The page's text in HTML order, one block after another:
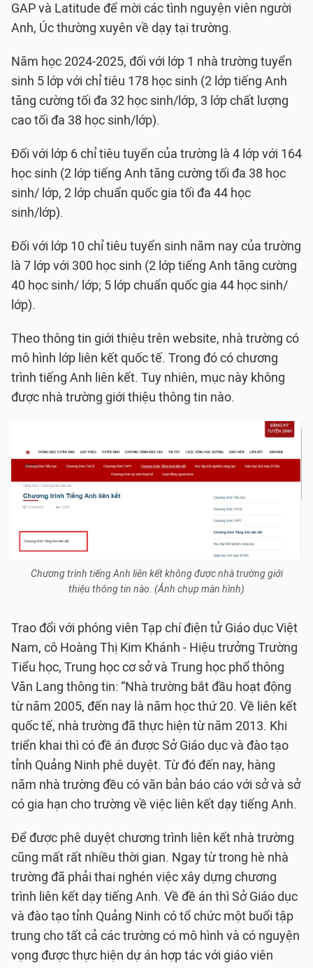
GAP và Latitude để mời các tình nguyện viên người
Anh, Úc thường xuyên về dạy tại trường.
Năm học 2024-2025, đối với lớp 1 nhà trường tuyển
sinh 5 lớp với chỉ tiêu 178 học sinh (2 lớp tiếng Anh
tăng cường tối đa 32 học sinh/lớp, 3 lớp chất lượng
cao tối đa 38 học sinh/lớp).
Đối với lớp 6 chỉ tiêu tuyển của trường là 4 lớp với 164
học sinh (2 lớp tiếng Anh tăng cường tối đa 38 học
sinh/ lớp, 2 lớp chuẩn quốc gia tối đa 44 học
sinh/lớp).
Đối với lớp 10 chỉ tiêu tuyển sinh năm nay của trường
là 7 lớp với 300 học sinh (2 lớp tiếng Anh tăng cường
40 học sinh/ lớp; 5 lớp chuẩn quốc gia 44 học sinh/
lớp).
Theo thông tin giới thiệu trên website, nhà trường có
mô hình lớp liên kết quốc tế. Trong đó có chương
trình tiếng Anh liên kết. Tuy nhiên, mục này không
được nhà trường giới thiệu thông tin nào.
Chương trình tiếng Anh liên kết không được nhà trường giới
thiệu thông tin nào. (Ảnh chụp màn hình)
Trao đổi với phóng viên Tạp chí điện tử Giáo dục Việt
Nam, cô Hoàng Thị Kim Khánh - Hiệu trưởng Trường
Tiểu học, Trung học cơ sở và Trung học phổ thông
Văn Lang thông tin: “Nhà trường bắt đầu hoạt động
từ năm 2005, đến nay là năm học thứ 20. Về liên kết
quốc tế, nhà trường đã thực hiện từ năm 2013. Khi
triển khai thì có đề án được Sở Giáo dục và đào tạo
tỉnh Quảng Ninh phê duyệt. Từ đó đến nay, hàng
năm nhà trường đều có văn bản báo cáo với sở và sở
có gia hạn cho trường về việc liên kết dạy tiếng Anh.
Để được phê duyệt chương trình liên kết nhà trường
cũng mất rất nhiều thời gian. Ngay từ trong hè nhà
trường đã phải thai nghén việc xây dựng chương
trình liên kết dạy tiếng Anh. Về đề án thì Sở Giáo dục
và đào tạo tỉnh Quảng Ninh có tổ chức một buổi tập
trung cho tất cả các trường có mô hình và có nguyện
vọng được thực hiện dự án hợp tác với giáo viên